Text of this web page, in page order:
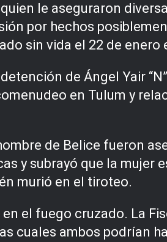
le aseguraron
por hechos
sin vida el 22 de enero
de Ángel Yair
en Tulum y
de Belice fueron
y subrayó que la mujer
murió en el tiroteo.
el fuego cruzado. La
cuales ambos podrían